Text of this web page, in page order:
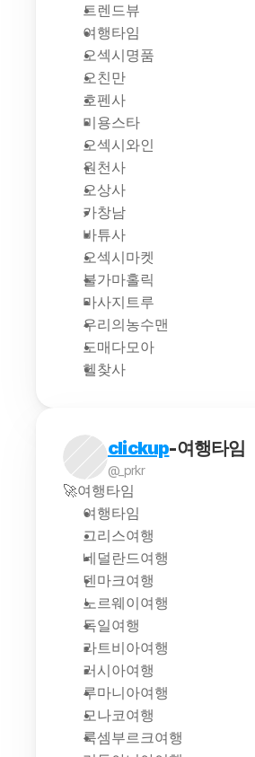
트렌드뷰
여행타임
오섹시명품
오친만
호펜사
미용스타
오섹시와인
원천사
오상사
카창남
바튜사
오섹시마켓
불가마홀릭
마사지트루
우리의농수맨
도매다모아
헬찾사
clickup-여행타임
@_prkr
🚀여행타임
여행타임
그리스여행
네덜란드여행
덴마크여행
노르웨이여행
독일여행
라트비아여행
러시아여행
루마니아여행
모나코여행
룩셈부르크여행